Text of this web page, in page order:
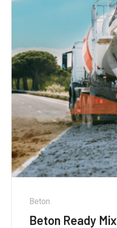
Beton
Beton Ready Mix